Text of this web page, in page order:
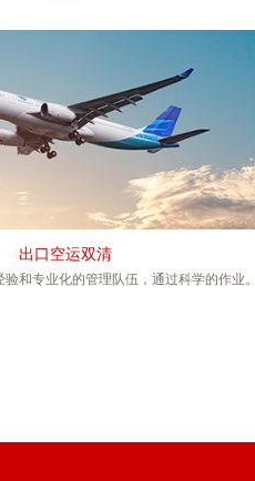
出口空运双清
验和专业化的管理队伍，通过科学的作业